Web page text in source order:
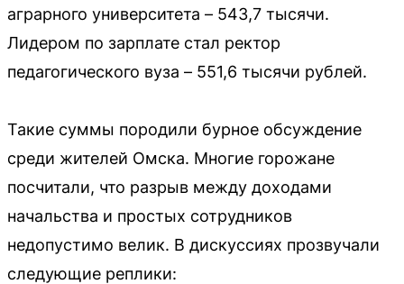
аграрного университета – 543,7 тысячи.
Лидером по зарплате стал ректор
педагогического вуза – 551,6 тысячи рублей.
Такие суммы породили бурное обсуждение
среди жителей Омска. Многие горожане
посчитали, что разрыв между доходами
начальства и простых сотрудников
недопустимо велик. В дискуссиях прозвучали
следующие реплики: